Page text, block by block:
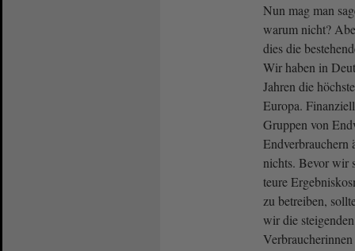
Nun mag man
warum nicht?
dies die
Wir haben in
Jahren die
Europa.
Gruppen von
Endverbrauchern
nichts. Bevor wir
teure
zu betreiben,
wir die